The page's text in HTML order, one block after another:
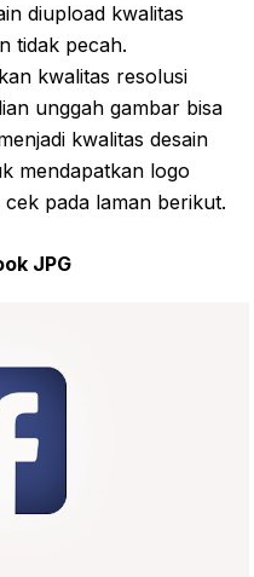
diupload kwalitas
tidak pecah.
kwalitas resolusi
unggah gambar bisa
kwalitas desain
mendapatkan logo
pada laman berikut.
JPG